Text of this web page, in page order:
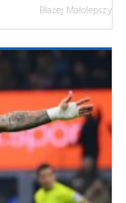
Błażej Małolepszy